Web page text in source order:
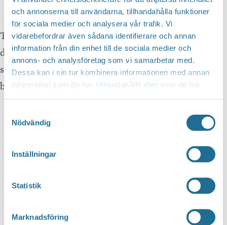
och annonserna till användarna, tillhandahålla funktioner
för sociala medier och analysera vår trafik. Vi
vidarebefordrar även sådana identifierare och annan
information från din enhet till de sociala medier och
annons- och analysföretag som vi samarbetar med.
Dessa kan i sin tur kombinera informationen med annan
information som du har tillhandahållit eller som de har
Nödvändig
Inställningar
Statistik
Marknadsföring
Team Sportia har 65 butiker i Sverige och ingen av
dem är någon annan lik. Det beror på att alla driver
sina butiker som franchise, något som kommer med
både för-och nackdelar säger Peter.
När vi fick frågan om att ansluta
oss till Sjöstadskortet var det vårt
det har varit lite av en räddning.
de nya restriktionerna kom, men